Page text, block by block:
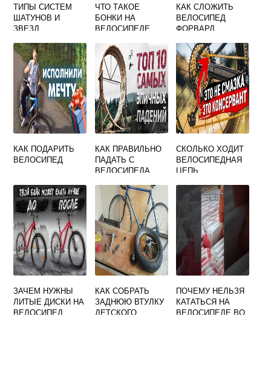
ТИПЫ СИСТЕМ
ШАТУНОВ И
ЗВЕЗД
ЧТО ТАКОЕ
БОНКИ НА
ВЕЛОСИПЕДЕ
КАК СЛОЖИТЬ
ВЕЛОСИПЕД
ФОРВАРД
КАК ПОДАРИТЬ
ВЕЛОСИПЕД
КАК ПРАВИЛЬНО
ПАДАТЬ С
ВЕЛОСИПЕДА
СКОЛЬКО ХОДИТ
ВЕЛОСИПЕДНАЯ
ЦЕПЬ
ЗАЧЕМ НУЖНЫ
ЛИТЫЕ ДИСКИ НА
ВЕЛОСИПЕД
КАК СОБРАТЬ
ЗАДНЮЮ ВТУЛКУ
ДЕТСКОГО
ПОЧЕМУ НЕЛЬЗЯ
КАТАТЬСЯ НА
ВЕЛОСИПЕДЕ ВО